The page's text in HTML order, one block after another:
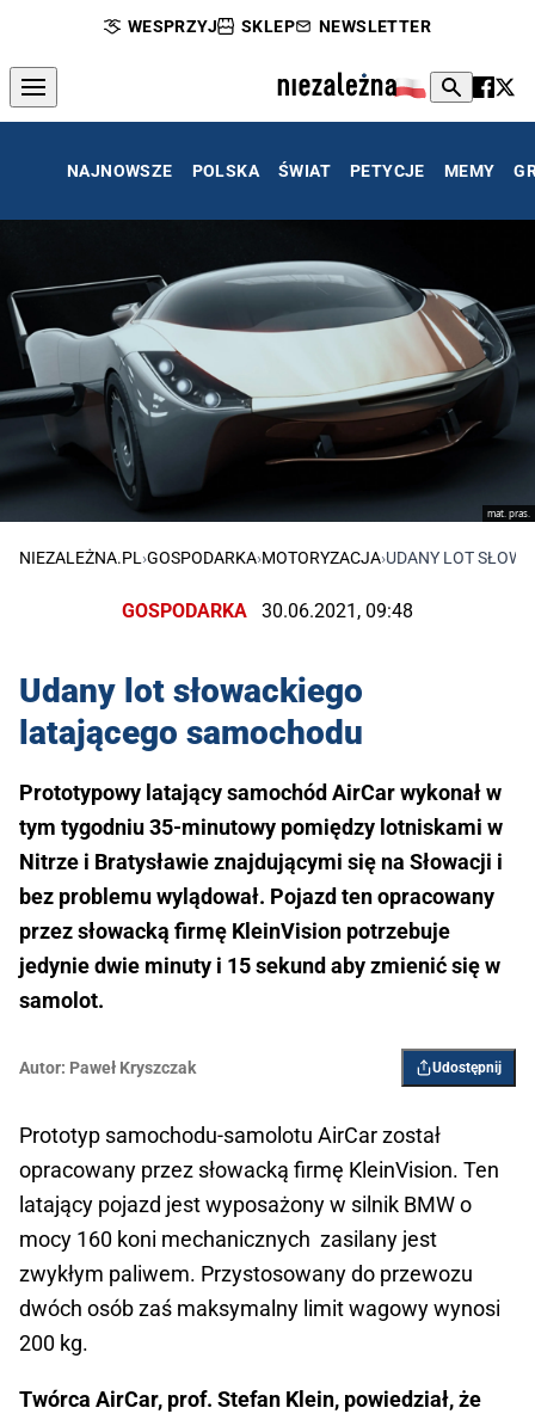
WESPRZYJ SKLEP NEWSLETTER
NAJNOWSZE POLSKA ŚWIAT PETYCJE MEMY
mat. pras.
NIEZALEŻNA.PL›GOSPODARKA›MOTORYZACJA›UDANY LOT
GOSPODARKA 30.06.2021, 09:48
Udany lot słowackiego
latającego samochodu
Prototypowy latający samochód AirCar wykonał w
tym tygodniu 35-minutowy pomiędzy lotniskami w
Nitrze i Bratysławie znajdującymi się na Słowacji i
bez problemu wylądował. Pojazd ten opracowany
przez słowacką firmę KleinVision potrzebuje
jedynie dwie minuty i 15 sekund aby zmienić się w
samolot.
Autor: Paweł Kryszczak Udostępnij
Prototyp samochodu-samolotu AirCar został
opracowany przez słowacką firmę KleinVision. Ten
latający pojazd jest wyposażony w silnik BMW o
mocy 160 koni mechanicznych zasilany jest
zwykłym paliwem. Przystosowany do przewozu
dwóch osób zaś maksymalny limit wagowy wynosi
200 kg.
Twórca AirCar, prof. Stefan Klein, powiedział, że